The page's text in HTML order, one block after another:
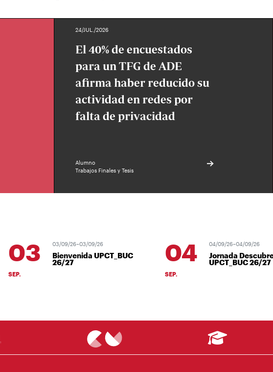
24/JUL./2026
El 40% de encuestados
para un TFG de ADE
afirma haber reducido su
actividad en redes por
falta de privacidad
Alumno
Trabajos Finales y Tesis
03
SEP.
03/09/26–03/09/26
Bienvenida UPCT_BUC
26/27 04
SEP.
04/09/26–04/09/26
Jornada Descubre
UPCT_BUC 26/27